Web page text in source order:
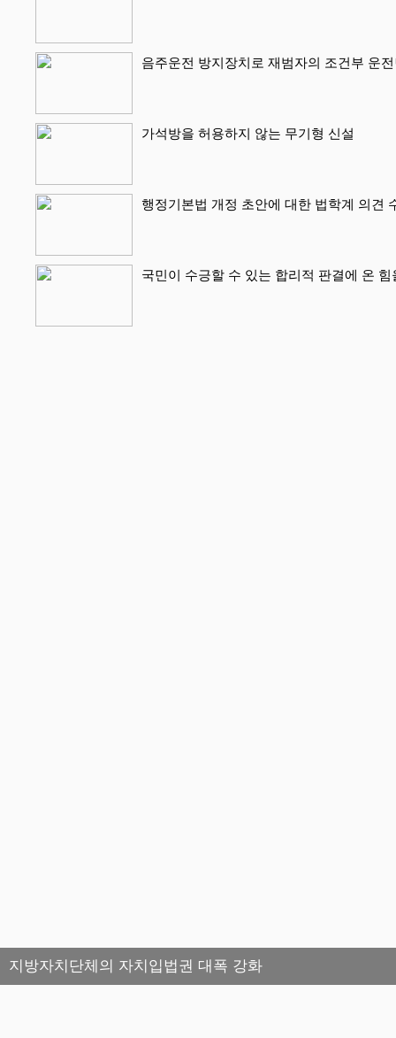
음주운전 방지장치로 재범자의 조건부 운
가석방을 허용하지 않는 무기형 신설
행정기본법 개정 초안에 대한 법학계 의견
국민이 수긍할 수 있는 합리적 판결에 온 힘
지방자치단체의 자치입법권 대폭 강화